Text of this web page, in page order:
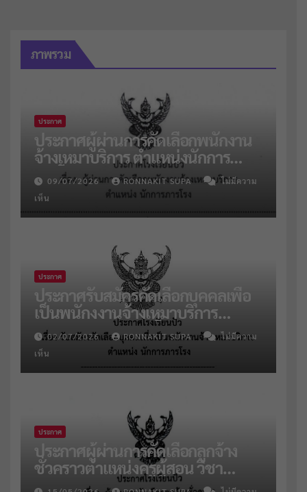
ภาพรวม
ประกาศ
ประกาศผู้ผ่านการคัดเลือกพนักงาน
จ้างเหมาบริการ ตำแหน่งนักการ
ภารโรง จำนวน 2 อัตรา
09/07/2026 RONNAKIT SUPA
ไม่มีความ
เห็น
ประกาศ
ประกาศรับสมัครคัดเลือกบุคคลเพื่อ
เป็นพนักงงานจ้างเหมาบริการ
ตำแหน่งนักการภารโรง
02/07/2026 RONNAKIT SUPA
ไม่มีความ
เห็น
ประกาศ
ประกาศผู้ผ่านการคัดเลือกลูกจ้าง
ชั่วคราวตำแหน่งครูผู้สอน วิชา
คณิตฯ และแนะแนว